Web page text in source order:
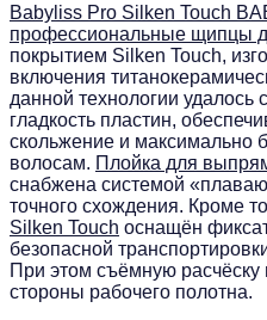
Babyliss Pro Silken Touch
профессиональные щипцы
покрытием Silken Touch,
включения
данной технологии удалось
гладкость пластин,
скольжение и максимально
волосам. Плойка для
снабжена системой
точного схождения. Кроме
Silken Touch оснащён
безопасной
При этом съёмную
стороны рабочего полотна.